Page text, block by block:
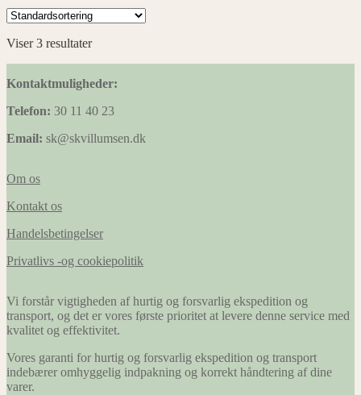
Viser 3 resultater
Kontaktmuligheder:
Telefon: 30 11 40 23
Email: sk@skvillumsen.dk
Om os
Kontakt os
Handelsbetingelser
Privatlivs -og cookiepolitik
Vi forstår vigtigheden af hurtig og forsvarlig ekspedition og
transport, og det er vores første prioritet at levere denne service med
kvalitet og effektivitet.
Vores garanti for hurtig og forsvarlig ekspedition og transport
indebærer omhyggelig indpakning og korrekt håndtering af dine
varer.